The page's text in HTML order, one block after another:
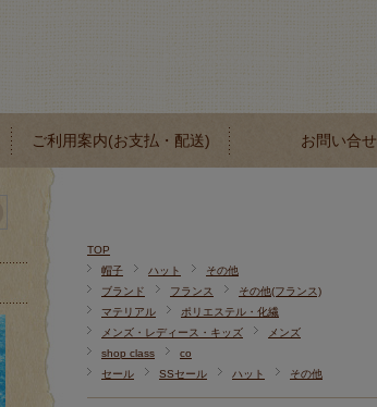
ご利用案内(お支払・配送) お問い合せ
TOP
帽子
ハット
その他
ブランド
フランス
その他(フランス)
マテリアル
ポリエステル・化繊
メンズ・レディース・キッズ
メンズ
shop class
co
セール
SSセール ハット その他